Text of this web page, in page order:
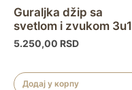
Guraljka džip sa
svetlom i zvukom 3u1
5.250,00 RSD
Додај у корпу